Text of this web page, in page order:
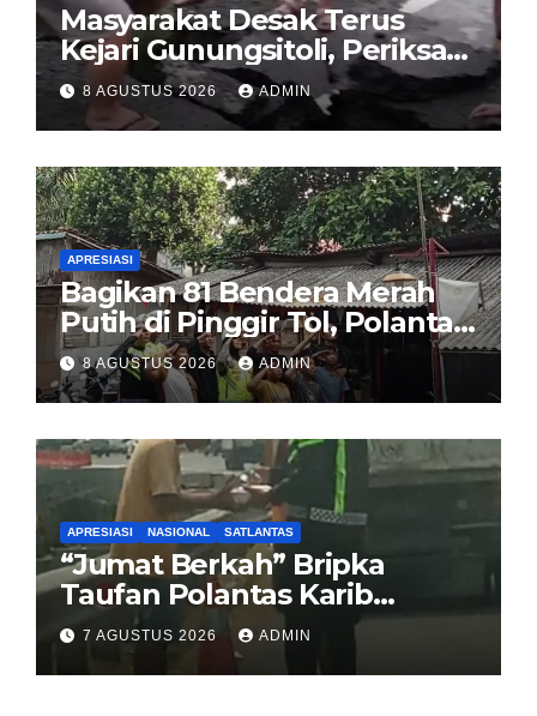
Masyarakat Desak Terus
Kejari Gunungsitoli, Periksa
dan Usut Tuntas Dugaan
Korupsi Proyek Jalan
Sirombu-Afulu (MYC) Senilai
Rp321 Miliar
8 AGUSTUS 2026 ADMIN
APRESIASI
Bagikan 81 Bendera Merah
Putih di Pinggir Tol, Polantas
Karib BSD Ajak Warga Miskin
Kibarkan Sang Saka
8 AGUSTUS 2026 ADMIN
APRESIASI NASIONAL SATLANTAS
“Jumat Berkah” Bripka
Taufan Polantas Karib
Bagikan Nasi Kotak untuk
Sopir Truk yang Mogok di KM
00 Pondok Aren
7 AGUSTUS 2026 ADMIN